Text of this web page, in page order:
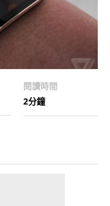
閱讀時間
2分鐘